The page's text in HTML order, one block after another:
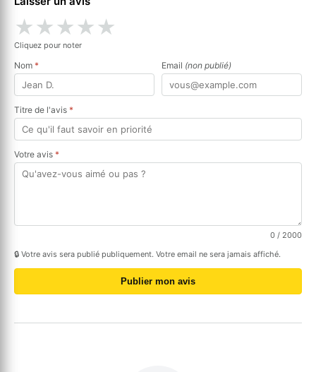
★★★★★
Cliquez pour noter
Nom * Email (non publié)
Titre de l'avis *
Votre avis *
0 / 2000
🔒 Votre avis sera publié publiquement. Votre email ne sera jamais affiché.
Publier mon avis